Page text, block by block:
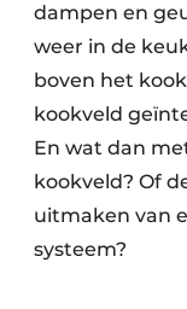
dampen en
weer in de
boven het
kookveld
En wat dan
kookveld? Of
uitmaken van
systeem?